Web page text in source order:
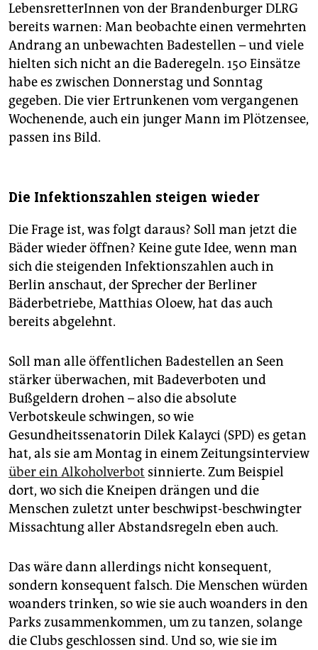
LebensretterInnen von der Brandenburger DLRG
bereits warnen: Man beobachte einen vermehrten
Andrang an unbewachten Badestellen – und viele
hielten sich nicht an die Baderegeln. 150 Einsätze
habe es zwischen Donnerstag und Sonntag
gegeben. Die vier Ertrunkenen vom vergangenen
Wochenende, auch ein junger Mann im Plötzensee,
passen ins Bild.
Die Infektionszahlen steigen wieder
Die Frage ist, was folgt daraus? Soll man jetzt die
Bäder wieder öffnen? Keine gute Idee, wenn man
sich die steigenden Infektionszahlen auch in
Berlin anschaut, der Sprecher der Berliner
Bäderbetriebe, Matthias Oloew, hat das auch
bereits abgelehnt.
Soll man alle öffentlichen Badestellen an Seen
stärker überwachen, mit Badeverboten und
Bußgeldern drohen – also die absolute
Verbotskeule schwingen, so wie
Gesundheitssenatorin Dilek Kalayci (SPD) es getan
hat, als sie am Montag in einem Zeitungsinterview
über ein Alkoholverbot sinnierte. Zum Beispiel
dort, wo sich die Kneipen drängen und die
Menschen zuletzt unter beschwipst-beschwingter
Missachtung aller Abstandsregeln eben auch.
Das wäre dann allerdings nicht konsequent,
sondern konsequent falsch. Die Menschen würden
woanders trinken, so wie sie auch woanders in den
Parks zusammenkommen, um zu tanzen, solange
die Clubs geschlossen sind. Und so, wie sie im